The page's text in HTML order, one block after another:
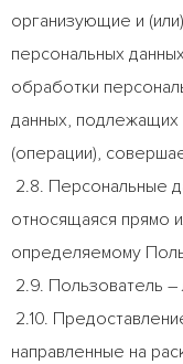
организующие и
персональных
обработки
данных, подлежащих
(операции),
2.8. Персональные
относящаяся прямо
определяемому
2.9. Пользователь
2.10.
направленные на